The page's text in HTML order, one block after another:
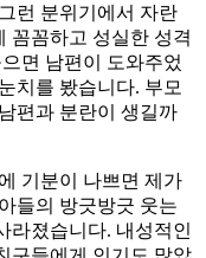
런 분위기에서 자란
꼼꼼하고 성실한 성격
면 남편이 도와주었
치를 봤습니다. 부모
편과 분란이 생길까
기분이 나쁘면 제가
들의 방긋방긋 웃는
라졌습니다. 내성적인